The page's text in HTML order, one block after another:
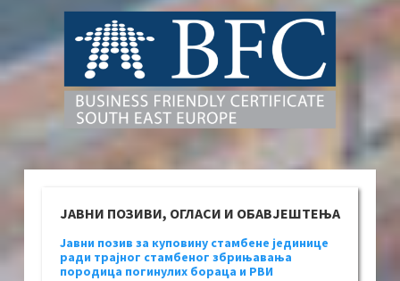
ЈАВНИ ПОЗИВИ, ОГЛАСИ И ОБАВЈЕШТЕЊА
Јавни позив за куповину стамбене јединице
ради трајног стамбеног збрињавања
породица погинулих бораца и РВИ